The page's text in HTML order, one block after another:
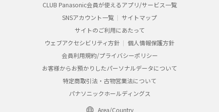
CLUB Panasonic会員が使えるアプリ/サービス一覧
SNSアカウント一覧
サイトマップ
サイトのご利用にあたって
ウェブアクセシビリティ方針
個人情報保護方針
会員利用規約/プライバシーポリシー
お客様からお預かりしたパーソナルデータについて
特定商取引法・古物営業法について
パナソニックホールディングス
Area/Country